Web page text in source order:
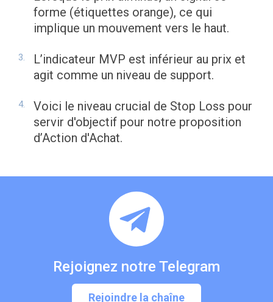
forme (étiquettes orange), ce qui
implique un mouvement vers le haut.
L’indicateur MVP est inférieur au prix et
agit comme un niveau de support.
Voici le niveau crucial de Stop Loss pour
servir d'objectif pour notre proposition
d’Action d'Achat.
Rejoignez notre Telegram
Rejoindre la chaîne